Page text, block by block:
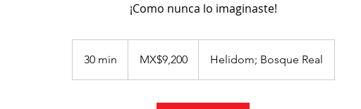
¡Como nunca lo imaginaste!
30 min
0
pesosMX$9,200 Helidom; Bosque Real